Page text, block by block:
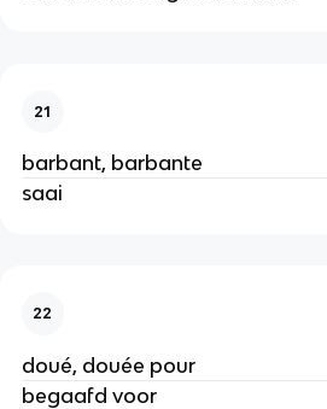
21
barbant, barbante
saai
22
doué, douée pour
begaafd voor